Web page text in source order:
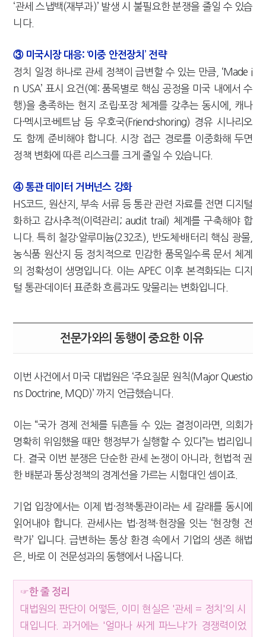
‘관세 스냅백(재부과)’ 발생 시 불필요한 분쟁을 줄일 수 있습
니다.
③ 미국시장 대응: ‘이중 안전장치’ 전략
정치 일정 하나로 관세 정책이 급변할 수 있는 만큼, ‘Made i
n USA’ 표시 요건(예: 품목별로 핵심 공정을 미국 내에서 수
행)을 충족하는 현지 조립·포장 체계를 갖추는 동시에, 캐나
다·멕시코·베트남 등 우호국(Friend-shoring) 경유 시나리오
도 함께 준비해야 합니다. 시장 접근 경로를 이중화해 두면
정책 변화에 따른 리스크를 크게 줄일 수 있습니다.
④ 통관 데이터 거버넌스 강화
HS코드, 원산지, 부속 서류 등 통관 관련 자료를 전면 디지털
화하고 감사추적(이력관리; audit trail) 체계를 구축해야 합
니다. 특히 철강·알루미늄(232조), 반도체·배터리 핵심 광물,
농식품 원산지 등 정치적으로 민감한 품목일수록 문서 체계
의 정확성이 생명입니다. 이는 APEC 이후 본격화되는 디지
털 통관·데이터 표준화 흐름과도 맞물리는 변화입니다.
전문가와의 동행이 중요한 이유
이번 사건에서 미국 대법원은 ‘주요질문 원칙(Major Questio
ns Doctrine, MQD)’ 까지 언급했습니다.
이는 “국가 경제 전체를 뒤흔들 수 있는 결정이라면, 의회가
명확히 위임했을 때만 행정부가 실행할 수 있다”는 법리입니
다. 결국 이번 분쟁은 단순한 관세 논쟁이 아니라, 헌법적 권
한 배분과 통상정책의 경계선을 가르는 시험대인 셈이죠.
기업 입장에서는 이제 법·정책·통관이라는 세 갈래를 동시에
읽어내야 합니다. 관세사는 법∙정책∙현장을 잇는 ‘현장형 전
략가’ 입니다. 급변하는 통상 환경 속에서 기업의 생존 해법
은, 바로 이 전문성과의 동행에서 나옵니다.
☞한 줄 정리
대법원의 판단이 어떻든, 이미 현실은 '관세 = 정치'의 시
대입니다. 과거에는 '얼마나 싸게 파느냐'가 경쟁력이었